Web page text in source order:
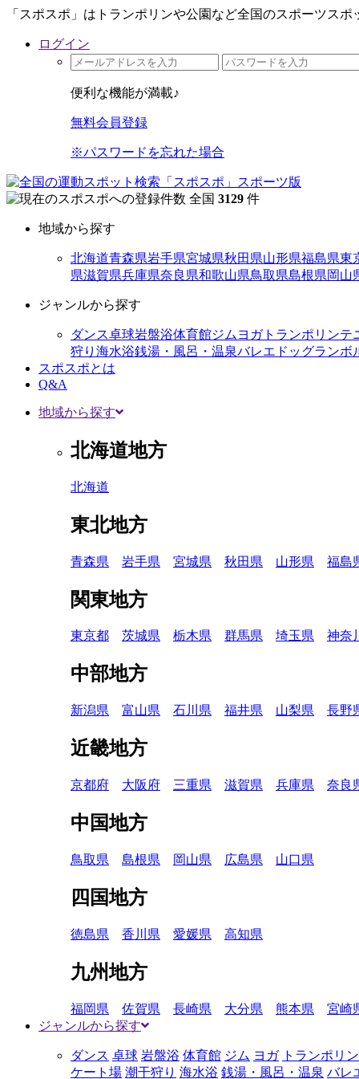
「スポスポ」はトランポリンや公園など全国のスポーツス
ログイン
便利な機能が満載♪
無料会員登録
※パスワードを忘れた場合
全国 3129 件
地域から探す
北海道青森県岩手県宮城県秋田県山形県福島県東
県滋賀県兵庫県奈良県和歌山県鳥取県島根県岡山
ジャンルから探す
ダンス卓球岩盤浴体育館ジム ヨガトランポリンテ
狩り 海水浴銭湯・風呂・温泉バレエ ドッグランボ
スポスポとは
Q&A
地域から探す
北海道地方
北海道
東北地方
青森県 岩手県 宮城県 秋田県 山形県 福島
関東地方
東京都 茨城県 栃木県 群馬県 埼玉県 神奈
中部地方
新潟県 富山県 石川県 福井県 山梨県 長野
近畿地方
京都府 大阪府 三重県 滋賀県 兵庫県 奈良
中国地方
鳥取県 島根県 岡山県 広島県 山口県
四国地方
徳島県 香川県 愛媛県 高知県
九州地方
福岡県 佐賀県 長崎県 大分県 熊本県 宮崎
ジャンルから探す
ダンス 卓球 岩盤浴 体育館 ジム ヨガ トランポリン
ケート場 潮干狩り 海水浴 銭湯・風呂・温泉 バレ